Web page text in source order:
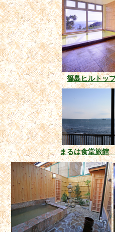
篠島ヒルトッ
まるは食堂旅館